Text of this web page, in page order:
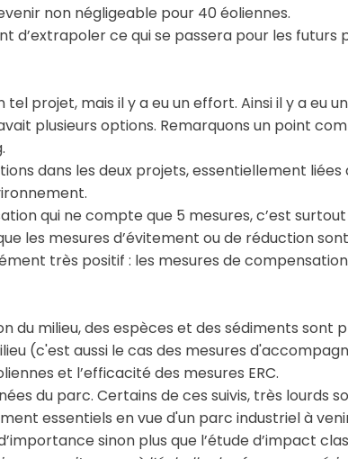
non négligeable pour 40 éoliennes.
d’extrapoler ce qui se passera pour les futurs
tel projet, mais il y a eu un effort. Ainsi il y a eu
plusieurs options. Remarquons un point
dans les deux projets, essentiellement
qui ne compte que 5 mesures, c’est
les mesures d’évitement ou de réduction
très positif : les mesures de
du milieu, des espèces et des sédiments
(c'est aussi le cas des mesures
et l’efficacité des mesures ERC.
du parc. Certains de ces suivis, très lourds
essentiels en vue d'un parc industriel à
sinon plus que l’étude d’impact